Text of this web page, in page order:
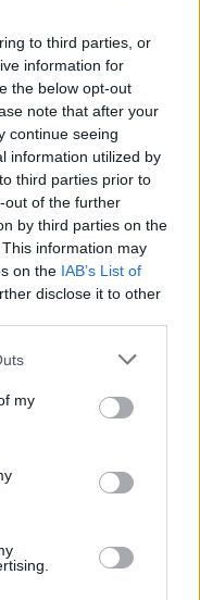
to third parties, or
information for
the below opt-out
note that after your
continue seeing
information utilized by
third parties prior to
out of the further
by third parties on the
information may
on the IAB’s List of
disclose it to other
my
portal. Jesteśmy
i na świecie.
temu
portalu eKAI.pl za
naszą
tutaj
Print